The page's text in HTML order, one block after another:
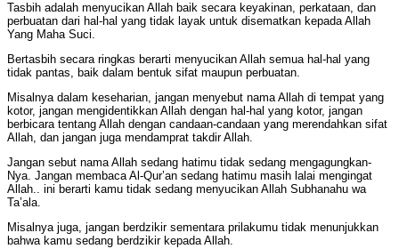
Tasbih adalah menyucikan Allah baik secara keyakinan, perkataan, dan
perbuatan dari hal-hal yang tidak layak untuk disematkan kepada Allah
Yang Maha Suci.
Bertasbih secara ringkas berarti menyucikan Allah semua hal-hal yang
tidak pantas, baik dalam bentuk sifat maupun perbuatan.
Misalnya dalam keseharian, jangan menyebut nama Allah di tempat yang
kotor, jangan mengidentikkan Allah dengan hal-hal yang kotor, jangan
berbicara tentang Allah dengan candaan-candaan yang merendahkan sifat
Allah, dan jangan juga mendamprat takdir Allah.
Jangan sebut nama Allah sedang hatimu tidak sedang mengagungkan-
Nya. Jangan membaca Al-Qur’an sedang hatimu masih lalai mengingat
Allah.. ini berarti kamu tidak sedang menyucikan Allah Subhanahu wa
Ta’ala.
Misalnya juga, jangan berdzikir sementara prilakumu tidak menunjukkan
bahwa kamu sedang berdzikir kepada Allah.